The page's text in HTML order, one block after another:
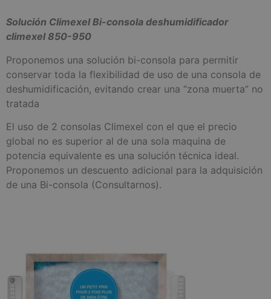
Solución Climexel Bi-consola deshumidificador
climexel 850-950
Proponemos una solución bi-consola para permitir
conservar toda la flexibilidad de uso de una consola de
deshumidificación, evitando crear una “zona muerta” no
tratada
El uso de 2 consolas Climexel con el que el precio
global no es superior al de una sola maquina de
potencia equivalente es una solución técnica ideal.
Proponemos un descuento adicional para la adquisición
de una Bi-consola (Consultarnos).